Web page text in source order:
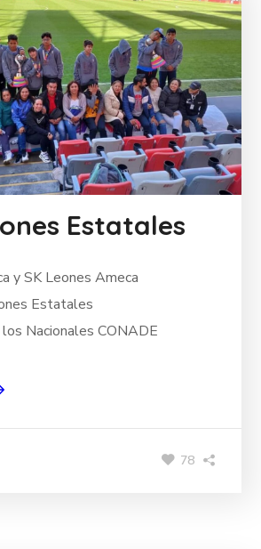
Estatales
y SK Leones Ameca
Estatales
Nacionales CONADE
78